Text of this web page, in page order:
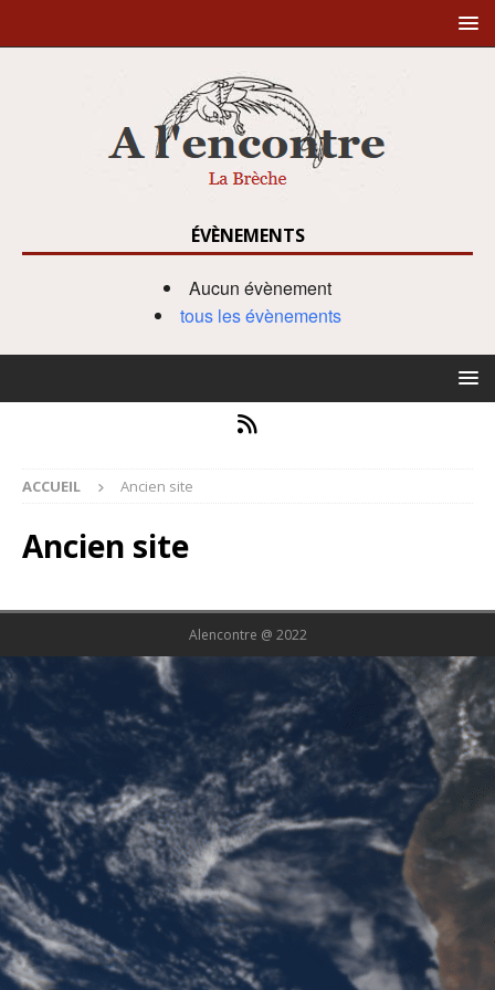
ÉVÈNEMENTS
Aucun évènement
tous les évènements
ACCUEIL Ancien site
Ancien site
Alencontre @ 2022